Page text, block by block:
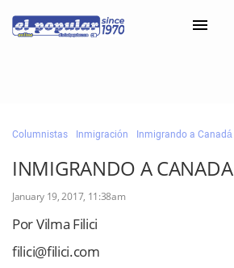
Classifieds
Categorías
Iniciar sesión con Clascal
Columnistas Inmigración Inmigrando a Canadá
INMIGRANDO A CANADA
January 19, 2017, 11:38am
Por Vilma Filici
filici@filici.com